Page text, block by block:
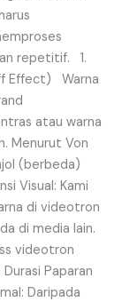
repetitif. 1.
Effect) Warna
atau warna
Menurut Von
(berbeda)
Visual: Kami
di videotron
di media lain.
videotron
Paparan
Daripada